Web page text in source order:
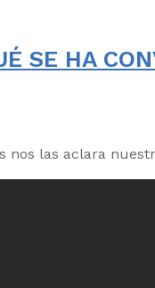
SE HA
nos las aclara